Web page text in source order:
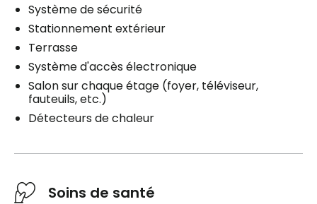
Système de sécurité
Stationnement extérieur
Terrasse
Système d'accès électronique
Salon sur chaque étage (foyer, téléviseur,
fauteuils, etc.)
Détecteurs de chaleur
Soins de santé